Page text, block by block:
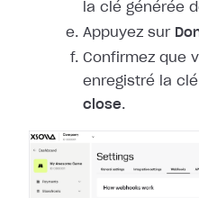
la clé générée
Appuyez sur
Confirmez que
enregistré la
close.